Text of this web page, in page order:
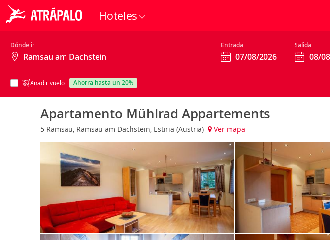
Hoteles
Dónde ir Entrada Salida
Añadir vuelo ahorra hasta un 20%
Apartamento Mühlrad Appartements
5 Ramsau, Ramsau am Dachstein, Estiria (Austria) Ver mapa